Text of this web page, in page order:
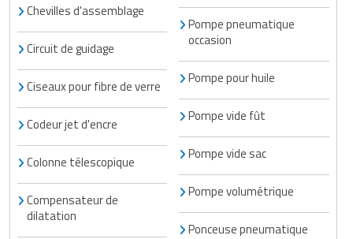
Chevilles d'assemblage
Circuit de guidage
Ciseaux pour fibre de verre
Codeur jet d'encre
Colonne télescopique
Compensateur de
dilatation
Pompe pneumatique
occasion
Pompe pour huile
Pompe vide fût
Pompe vide sac
Pompe volumétrique
Ponceuse pneumatique